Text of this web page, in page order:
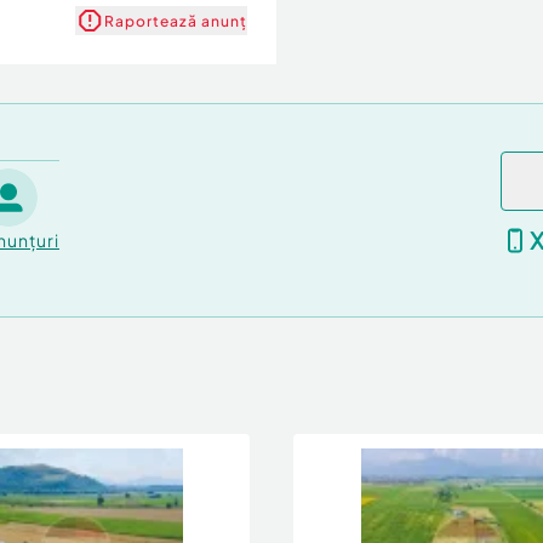
Raportează anunț